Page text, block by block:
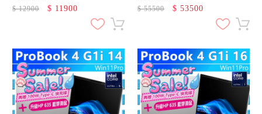
Dock【AW5M5UT】
$12900 $ 11900 $55500 $ 53500